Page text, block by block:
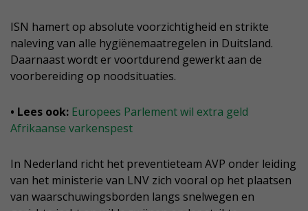
ISN hamert op absolute voorzichtigheid en strikte
naleving van alle hygiënemaatregelen in Duitsland.
Daarnaast wordt er voortdurend gewerkt aan de
voorbereiding op noodsituaties.
• Lees ook: Europees Parlement wil extra geld
Afrikaanse varkenspest
In Nederland richt het preventieteam AVP onder leiding
van het ministerie van LNV zich vooral op het plaatsen
van waarschuwingsborden langs snelwegen en